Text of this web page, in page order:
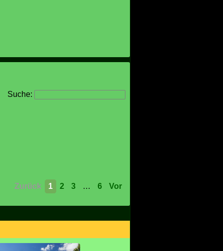
Suche:
Zurück 1 2 3 … 6 Vor